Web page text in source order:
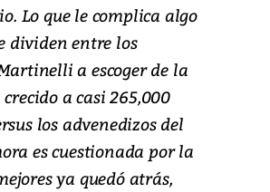
Lo que le complica algo
dividen entre los
a escoger de la
a casi 265,000
los advenedizos del
es cuestionada por la
ya quedó atrás,